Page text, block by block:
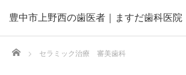
豊中市上野西の歯医者｜ますだ歯科医院
Home セラミック治療 審美歯科